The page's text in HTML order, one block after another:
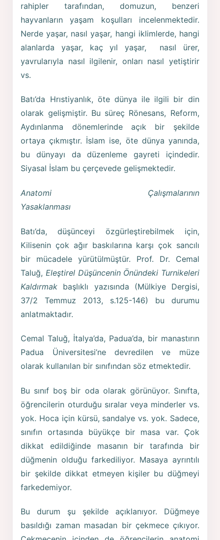
rahipler tarafından, domuzun, benzeri
hayvanların yaşam koşulları incelenmektedir.
Nerde yaşar, nasıl yaşar, hangi iklimlerde, hangi
alanlarda yaşar, kaç yıl yaşar, nasıl ürer,
yavrularıyla nasıl ilgilenir, onları nasıl yetiştirir
vs.
Batı’da Hrıstiyanlık, öte dünya ile ilgili bir din
olarak gelişmiştir. Bu süreç Rönesans, Reform,
Aydınlanma dönemlerinde açık bir şekilde
ortaya çıkmıştır. İslam ise, öte dünya yanında,
bu dünyayı da düzenleme gayreti içindedir.
Siyasal İslam bu çerçevede gelişmektedir.
Anatomi Çalışmalarının
Batı’da, düşünceyi özgürleştirebilmek için,
Kilisenin çok ağır baskılarına karşı çok sancılı
bir mücadele yürütülmüştür. Prof. Dr. Cemal
Taluğ, Eleştirel Düşüncenin Önündeki Turnikeleri
Kaldırmak başlıklı yazısında (Mülkiye Dergisi,
37/2 Temmuz 2013, s.125-146) bu durumu
anlatmaktadır.
Cemal Taluğ, İtalya’da, Padua’da, bir manastırın
Padua Üniversitesi’ne devredilen ve müze
olarak kullanılan bir sınıfından söz etmektedir.
Bu sınıf boş bir oda olarak görünüyor. Sınıfta,
öğrencilerin oturduğu sıralar veya minderler vs.
yok. Hoca için kürsü, sandalye vs. yok. Sadece,
sınıfın ortasında büyükçe bir masa var. Çok
dikkat edildiğinde masanın bir tarafında bir
düğmenin olduğu farkediliyor. Masaya ayrıntılı
bir şekilde dikkat etmeyen kişiler bu düğmeyi
farkedemiyor.
Bu durum şu şekilde açıklanıyor. Düğmeye
basıldığı zaman masadan bir çekmece çıkıyor.